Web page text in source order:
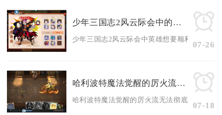
少年三国志2风云际会中的英雄将如何崭露头角
少年三国志2风云际会中英雄想要顺利崭露头
07-26
哈利波特魔法觉醒的厉火流是否能够改变一切
哈利波特魔法觉醒的厉火流无法彻底改变当前
07-18